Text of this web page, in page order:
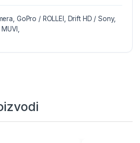
GoPro / ROLLEI, Drift HD / Sony,